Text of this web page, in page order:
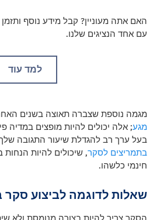
האם אתה מעוניין? קבל מידע נוסף
עם אחד הנציגים שלנו.
למד עוד
מגמה נוספת שצברה תאוצה בשנים
מגע; אלה יכולים להיות מופצים במדיה
בעל ערך רב להגדלת שיעור התגובה שלך
בתמריצים לסקר, שיכולים להיות
חינמי כלשהו.
שאלות לדוגמה לביצוע סקר